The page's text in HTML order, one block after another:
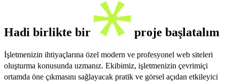
Hadi birlikte bir proje başlatalım
İşletmenizin ihtiyaçlarına özel modern ve profesyonel web siteleri
oluşturma konusunda uzmanız. Ekibimiz, işletmenizin çevrimiçi
ortamda öne çıkmasını sağlayacak pratik ve görsel açıdan etkileyici